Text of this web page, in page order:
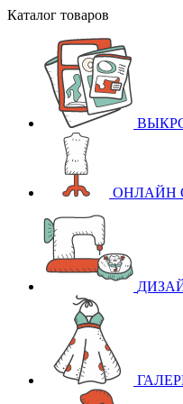
Каталог товаров
ОНЛАЙН